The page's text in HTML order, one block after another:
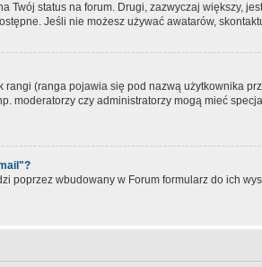
Twój status na forum. Drugi, zazwyczaj
Jeśli nie możesz używać awatarów,
(ranga pojawia się pod nazwą użytkownika
moderatorzy czy administratorzy mogą mieć
poprzez wbudowany w Forum formularz do ich